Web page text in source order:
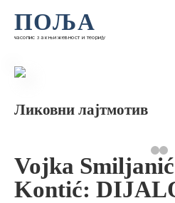
ПОЉА
часопис за књижевност и теорију
Ликовни лајтмотив
Vojka
Kontić: